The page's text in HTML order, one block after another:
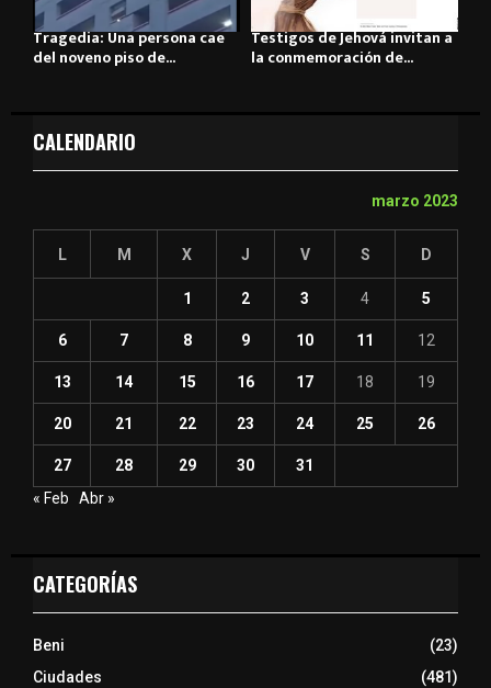
Tragedia: Una persona cae
del noveno piso de...
Testigos de Jehová invitan a
la conmemoración de...
CALENDARIO
marzo 2023
L M X J V S D
1 2 3 4 5
6 7 8 9 10 11 12
13 14 15 16 17 18 19
20 21 22 23 24 25 26
27 28 29 30
31
« Feb
Abr »
CATEGORÍAS
Beni
(23)
Ciudades
(481)